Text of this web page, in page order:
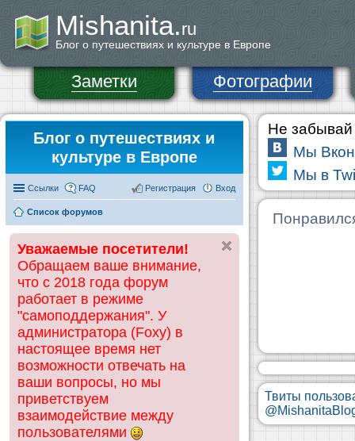
Mishanita.ru
Блог о путешествиях и культуре в Европе
Заметки Фотографии
Блог о путешествиях и
культуре в Европе
Ссылки FAQ Вход
Регистрация
Список форумов
Уважаемые посетители!
Обращаем ваше внимание,
что с 2018 года форум
работает в режиме
"самоподдержания". У
администратора (Foxy) в
настоящее время нет
возможности отвечать на
ваши вопросы, но мы
приветствуем
взаимодействие между
пользователями
Не забывай
Мы
Мы в
Твиты